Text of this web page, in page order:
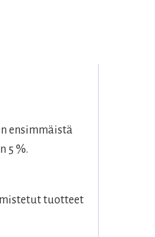
ensimmäistä
5 %.
tuotteet